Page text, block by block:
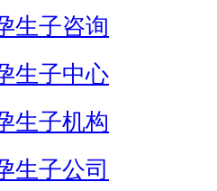
生子咨询
生子中心
生子机构
生子公司